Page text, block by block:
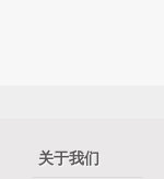
关于我们